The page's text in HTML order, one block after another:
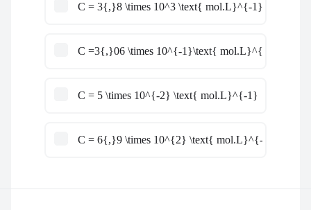
C = 3{,}8 \times 10^3 \text{ mol.L}^{-1}
C =3{,}06 \times 10^{-1}\text{ mol.L}^{-1}
C = 5 \times 10^{-2} \text{ mol.L}^{-1}
C = 6{,}9 \times 10^{2} \text{ mol.L}^{-1}